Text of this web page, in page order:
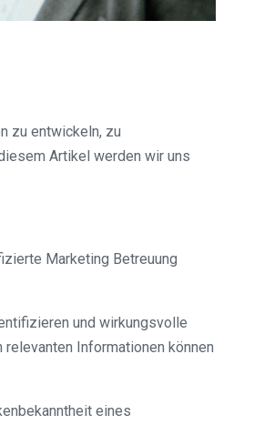
zu entwickeln, zu
Artikel werden wir uns
Marketing Betreuung
und wirkungsvolle
Informationen können
eines